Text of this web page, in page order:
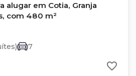
alugar em Cotia, Granja
com 480 m²
7